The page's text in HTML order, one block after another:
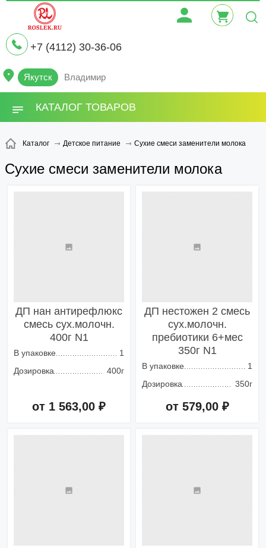
+7 (4112) 30-36-06
Якутск Владимир
КАТАЛОГ ТОВАРОВ
Каталог Детское питание Сухие смеси заменители молока
Сухие смеси заменители молока
ДП нан антирефлюкс
смесь сух.молочн.
400г N1
В упаковке
1
Дозировка
400г
от 1 563,00 ₽
ДП нестожен 2 смесь
сух.молочн.
пребиотики 6+мес
350г N1
В упаковке
1
Дозировка
350г
от 579,00 ₽